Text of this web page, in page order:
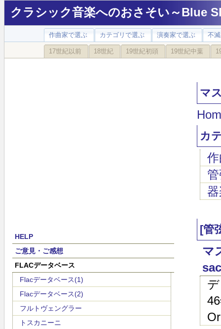
クラシック音楽へのおさそい～Blue
作曲家で選ぶ カテゴリで選ぶ 演奏家で選ぶ 不
17世紀以前 18世紀 19世紀初頭 19世紀中葉
HELP
ご意見・ご感想
FLACデータベース
Flacデータベース(1)
Flacデータベース(2)
フルトヴェングラー
トスカニーニ
マ
カ
[管
マ